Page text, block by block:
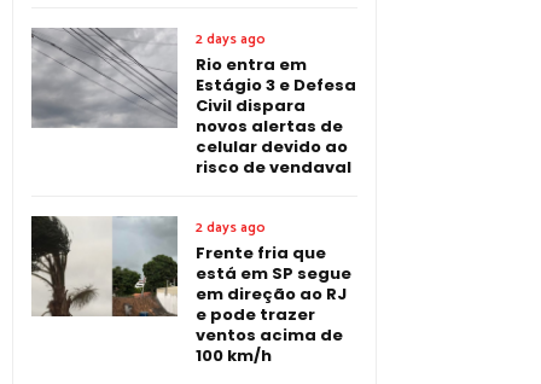
2 days ago
Rio entra em
Estágio 3 e Defesa
Civil dispara
novos alertas de
celular devido ao
risco de vendaval
2 days ago
Frente fria que
está em SP segue
em direção ao RJ
e pode trazer
ventos acima de
100 km/h